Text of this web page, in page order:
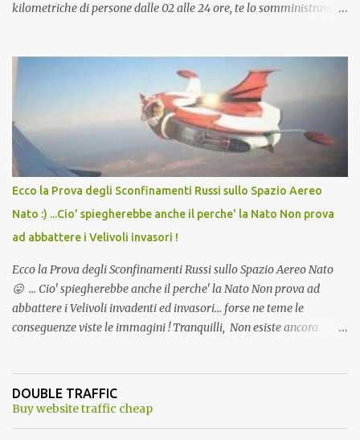
kilometriche di persone dalle 02 alle 24 ore, te lo somministravano
Vaccino come: l' Amaro del Capo, era "spettacolare Ghiacciato, ma
andava bene anche, a Temperatura Ambiente"! Riproponiamo
l'articolo per NON Dimenticare!
Ecco la Prova degli Sconfinamenti Russi sullo Spazio Aereo
Nato :) ...Cio' spiegherebbe anche il perche' la Nato Non prova
ad abbattere i Velivoli invasori !
Ecco la Prova degli Sconfinamenti Russi sullo Spazio Aereo Nato
😛 ... Cio' spiegherebbe anche il perche' la Nato Non prova ad
abbattere i Velivoli invadenti ed invasori... forse ne teme le
conseguenze viste le immagini ! Tranquilli, Non esiste ancora
ancora una fantasia Nato o forse una "False Flag", per provocare
una guerra mondiale che difficilmente da menti sane, potrebbe
DOUBLE TRAFFIC
Buy website traffic cheap